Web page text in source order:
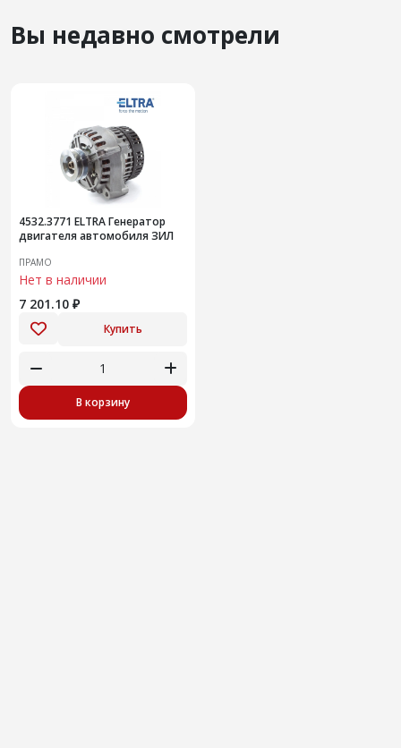
Вы недавно смотрели
4532.3771 ELTRA Генератор
двигателя автомобиля ЗИЛ
ПРАМО
Нет в наличии
7 201.10 ₽
Купить
В корзину